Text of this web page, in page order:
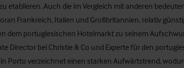
etablieren. Auch die im Vergleich mit anderen
Frankreich, Italien und Großbritannien, relativ
dem portugiesischen Hotelmarkt zu seinem
Director bei Christie & Co und Experte für den
Porto verzeichnet einen starken Aufwärtstrend,